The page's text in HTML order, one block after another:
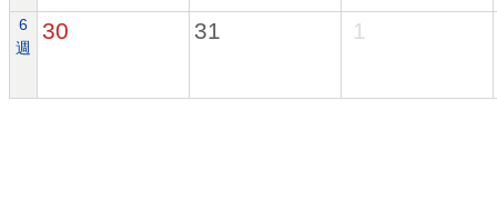
6
週
30 31 1